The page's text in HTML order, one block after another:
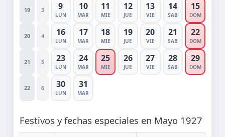
19 3 9
LUN
10
MAR
11
MIE
12
JUE
13
VIE
14
SAB
15
DOM
20 4 16
LUN
17
MAR
18
MIE
19
JUE
20
VIE
21
SAB
22
DOM
21 5 23
LUN
24
MAR
25
MIE
26
JUE
27
VIE
28
SAB
29
DOM
22 6 30
LUN
31
MAR
Festivos y fechas especiales en Mayo 1927